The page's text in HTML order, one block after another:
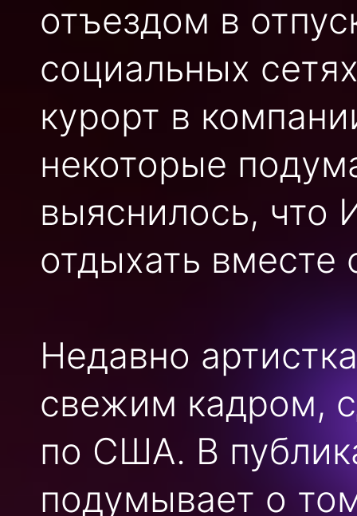
отъездом в
социальных
курорт в
некоторые
выяснилось, что
отдыхать
Недавно
свежим кадром,
по США. В
подумывает о